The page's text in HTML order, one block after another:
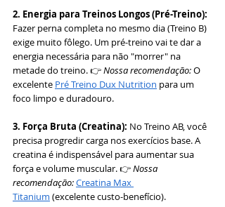
2. Energia para Treinos Longos (Pré-Treino):
Fazer perna completa no mesmo dia (Treino B)
exige muito fôlego. Um pré-treino vai te dar a
energia necessária para não "morrer" na
metade do treino. 👉 Nossa recomendação: O
excelente Pré Treino Dux Nutrition para um
foco limpo e duradouro.
3. Força Bruta (Creatina): No Treino AB, você
precisa progredir carga nos exercícios base. A
creatina é indispensável para aumentar sua
força e volume muscular. 👉 Nossa
recomendação:Creatina Max
Titanium (excelente custo-benefício).